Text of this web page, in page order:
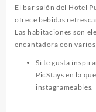
El bar salón del Hotel
ofrece bebidas
Las habitaciones son
encantadora con
Si te gusta
PicStays en la
instagrameables.